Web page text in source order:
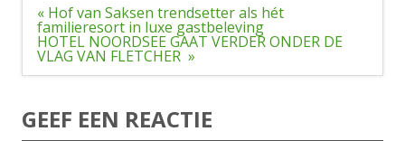
Bericht
navigatie
« Hof van Saksen trendsetter als hét
familieresort in luxe gastbeleving
HOTEL NOORDSEE GAAT VERDER ONDER DE
VLAG VAN FLETCHER »
GEEF EEN REACTIE